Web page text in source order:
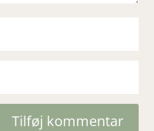
Tilføj kommentar